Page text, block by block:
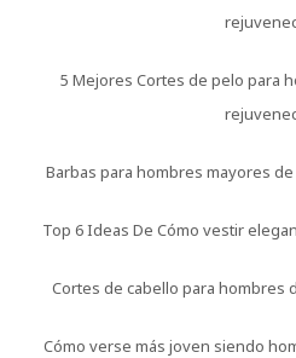
5 Mejores Cortes de pelo para
Barbas para hombres mayores
Top 6 Ideas De Cómo vestir
Cortes de cabello para hombres
Cómo verse más joven siendo